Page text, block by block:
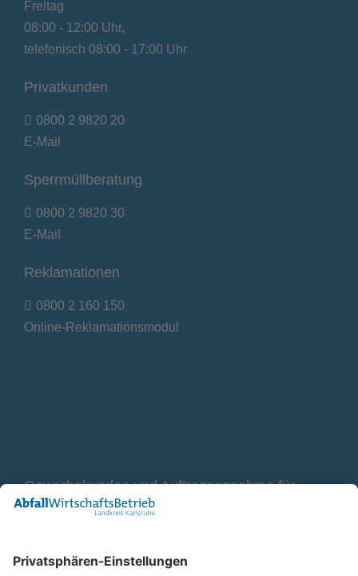
Freitag
08:00 - 12:00 Uhr,
telefonisch 08:00 - 17:00 Uhr
Privatkunden
0800 2 9820 20
E-Mail
Sperrmüllberatung
0800 2 9820 30
E-Mail
Reklamationen
0800 2 160 150
Online-Reklamationsmodul
Gewerbekunden und Auftragsannahme für
Container
E-Mail